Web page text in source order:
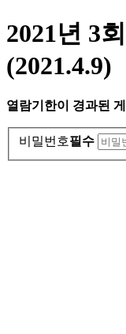
2021년 3
(2021.4.9)
열람기한이 경과된
비밀번호필수